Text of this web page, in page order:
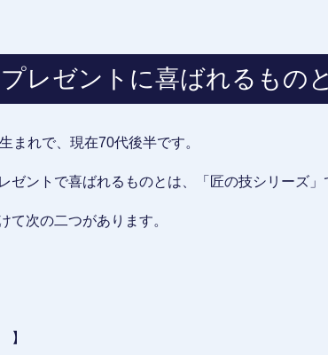
レゼントに喜ばれるもの
まれで、現在70代後半です。
ゼントで喜ばれるものとは、「匠の技シリーズ」
て次の二つがあります。
】